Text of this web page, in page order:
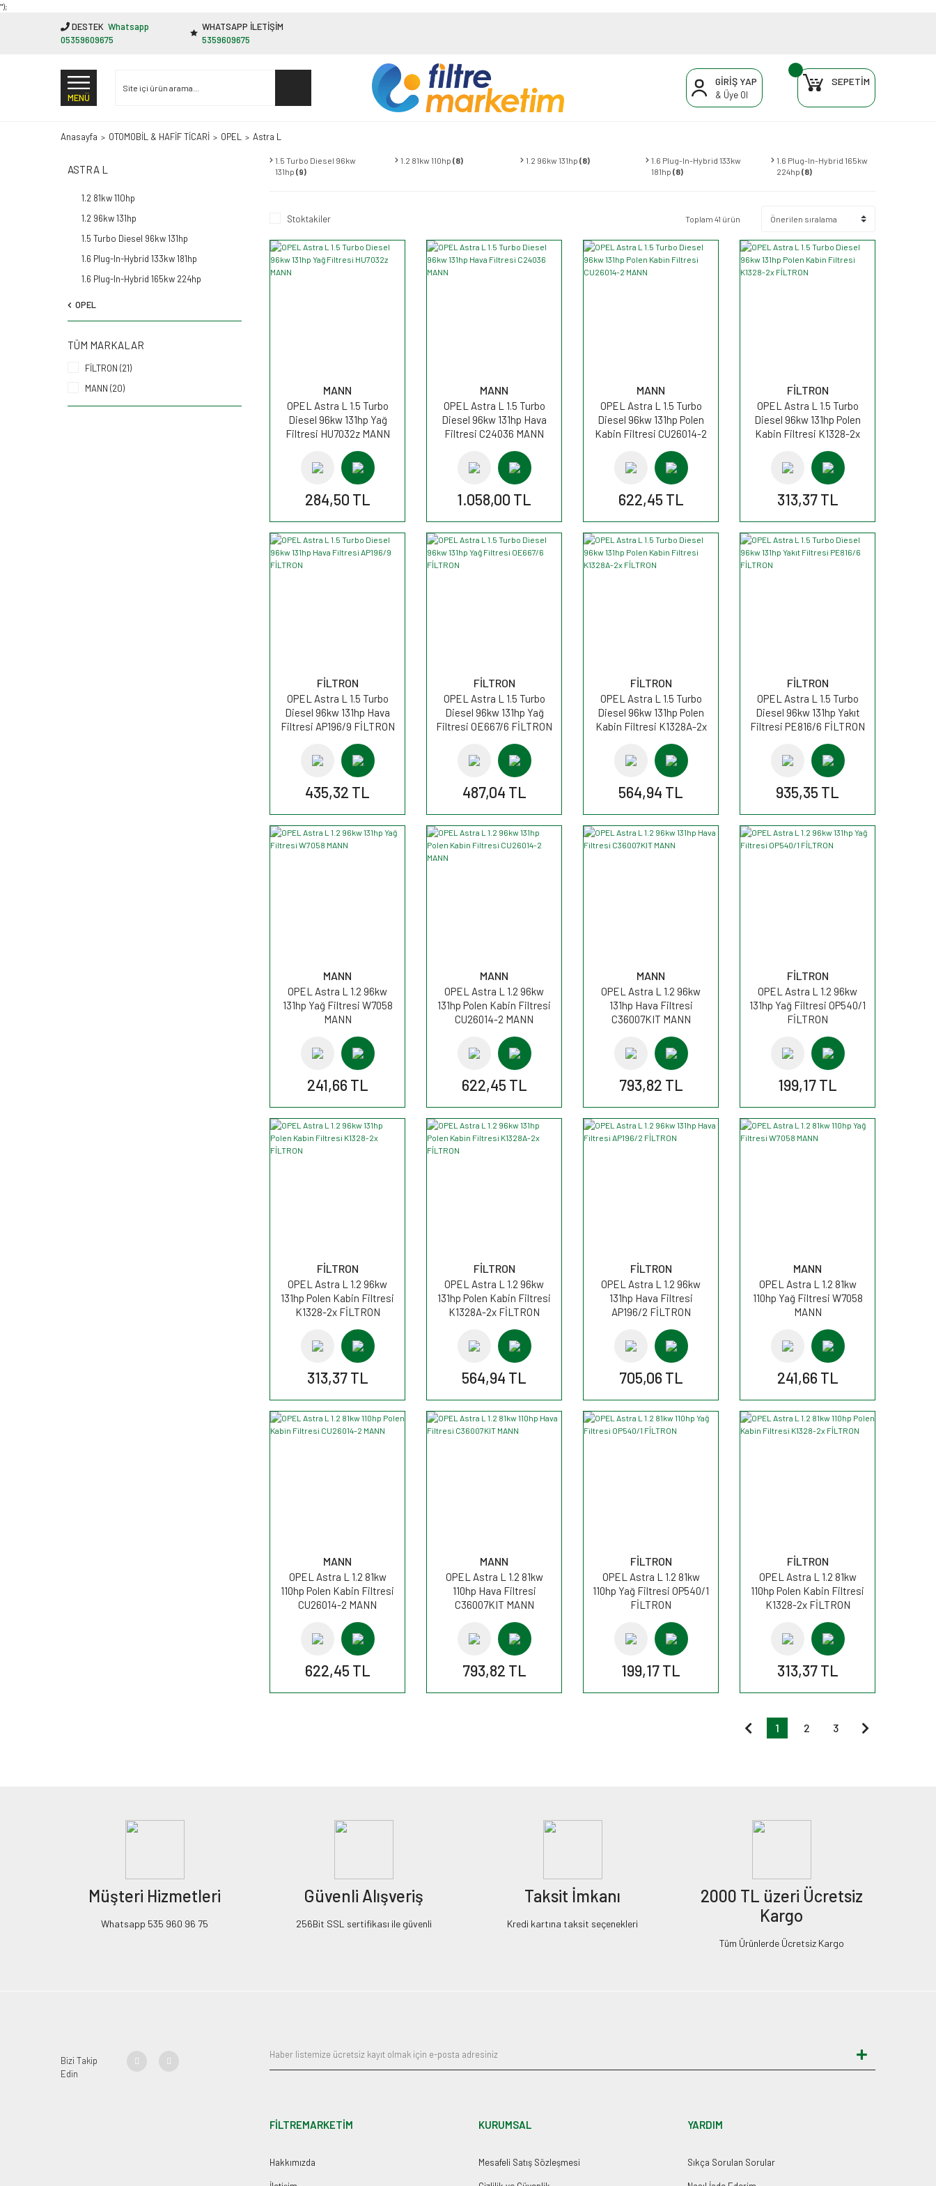
"');
DESTEK Whatsapp
05359609675
WHATSAPP İLETİŞİM
5359609675
MENÜ
GİRİŞ YAP
& Üye Ol
SEPETİM
Anasayfa OTOMOBİL & HAFİF TİCARİ OPEL Astra L
ASTRA L
1.2 81kw 110hp
1.2 96kw 131hp
1.5 Turbo Diesel 96kw 131hp
1.6 Plug-In-Hybrid 133kw 181hp
1.6 Plug-In-Hybrid 165kw 224hp
OPEL
TÜM MARKALAR
FİLTRON (21)
MANN (20)
1.5 Turbo Diesel 96kw
131hp (9)
1.2 81kw 110hp (8) 1.2 96kw 131hp (8)
1.6 Plug-In-Hybrid 133kw
181hp (8)
1.6 Plug-In-Hybrid 165kw
224hp (8)
Stoktakiler Toplam 41 ürün
MANN
OPEL Astra L 1.5 Turbo
Diesel 96kw 131hp Yağ
Filtresi HU7032z MANN
284,50 TL
MANN
OPEL Astra L 1.5 Turbo
Diesel 96kw 131hp Hava
Filtresi C24036 MANN
1.058,00 TL
MANN
OPEL Astra L 1.5 Turbo
Diesel 96kw 131hp Polen
Kabin Filtresi CU26014-2
622,45 TL
FİLTRON
OPEL Astra L 1.5 Turbo
Diesel 96kw 131hp Polen
Kabin Filtresi K1328-2x
313,37 TL
FİLTRON
OPEL Astra L 1.5 Turbo
Diesel 96kw 131hp Hava
Filtresi AP196/9 FİLTRON
435,32 TL
FİLTRON
OPEL Astra L 1.5 Turbo
Diesel 96kw 131hp Yağ
Filtresi OE667/6 FİLTRON
487,04 TL
FİLTRON
OPEL Astra L 1.5 Turbo
Diesel 96kw 131hp Polen
Kabin Filtresi K1328A-2x
564,94 TL
FİLTRON
OPEL Astra L 1.5 Turbo
Diesel 96kw 131hp Yakıt
Filtresi PE816/6 FİLTRON
935,35 TL
MANN
OPEL Astra L 1.2 96kw
131hp Yağ Filtresi W7058
MANN
241,66 TL
MANN
OPEL Astra L 1.2 96kw
131hp Polen Kabin Filtresi
CU26014-2 MANN
622,45 TL
MANN
OPEL Astra L 1.2 96kw
131hp Hava Filtresi
C36007KIT MANN
793,82 TL
FİLTRON
OPEL Astra L 1.2 96kw
131hp Yağ Filtresi OP540/1
FİLTRON
199,17 TL
FİLTRON
OPEL Astra L 1.2 96kw
131hp Polen Kabin Filtresi
K1328-2x FİLTRON
313,37 TL
FİLTRON
OPEL Astra L 1.2 96kw
131hp Polen Kabin Filtresi
K1328A-2x FİLTRON
564,94 TL
FİLTRON
OPEL Astra L 1.2 96kw
131hp Hava Filtresi
AP196/2 FİLTRON
705,06 TL
MANN
OPEL Astra L 1.2 81kw
110hp Yağ Filtresi W7058
MANN
241,66 TL
MANN
OPEL Astra L 1.2 81kw
110hp Polen Kabin Filtresi
CU26014-2 MANN
622,45 TL
MANN
OPEL Astra L 1.2 81kw
110hp Hava Filtresi
C36007KIT MANN
793,82 TL
FİLTRON
OPEL Astra L 1.2 81kw
110hp Yağ Filtresi OP540/1
FİLTRON
199,17 TL
FİLTRON
OPEL Astra L 1.2 81kw
110hp Polen Kabin Filtresi
K1328-2x FİLTRON
313,37 TL
1 2 3
Müşteri Hizmetleri
Whatsapp 535 960 96 75
Güvenli Alışveriş
256Bit SSL sertifikası ile güvenli
Taksit İmkanı
Kredi kartına taksit seçenekleri
2000 TL üzeri Ücretsiz
Kargo
Tüm Ürünlerde Ücretsiz Kargo
Bizi Takip
Edin
FİLTREMARKETİM
Hakkımızda
KURUMSAL
Mesafeli Satış Sözleşmesi
YARDIM
Sıkça Sorulan Sorular